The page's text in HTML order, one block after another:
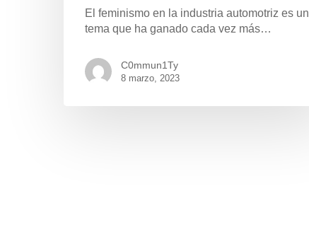
Pulse Enter para buscar o ESC para cerrar
El feminismo en la industria automotriz es un
tema que ha ganado cada vez más…
C0mmun1Ty
8 marzo, 2023